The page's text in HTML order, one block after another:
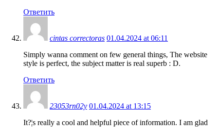
Ответить
cintas correctoras 01.04.2024 at 06:11
Simply wanna comment on few general things, The website
style is perfect, the subject matter is real superb : D.
Ответить
23053rn02y 01.04.2024 at 13:15
It?¦s really a cool and helpful piece of information. I am glad